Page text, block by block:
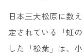
日本三大松原に数
定されている「虹
した「松葉」は、